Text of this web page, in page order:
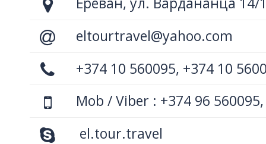
eltourtravel@yahoo.com
+374 10 560095, +374 10
Mob / Viber : +374 96
el.tour.travel